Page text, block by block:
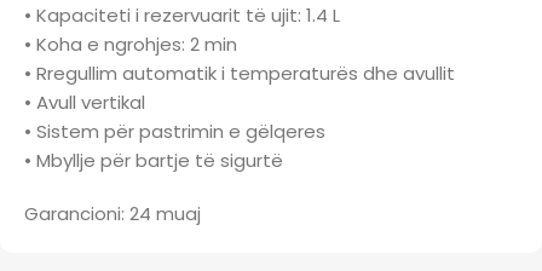
• Kapaciteti i rezervuarit të ujit: 1.4 L
• Koha e ngrohjes: 2 min
• Rregullim automatik i temperaturës dhe avullit
• Avull vertikal
• Sistem për pastrimin e gëlqeres
• Mbyllje për bartje të sigurtë
Garancioni: 24 muaj